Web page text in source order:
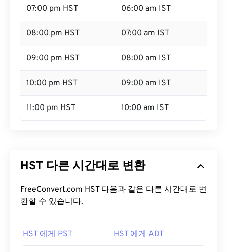
07:00 pm HST 06:00 am IST
08:00 pm HST 07:00 am IST
09:00 pm HST 08:00 am IST
10:00 pm HST 09:00 am IST
11:00 pm HST 10:00 am IST
HST 다른 시간대로 변환
FreeConvert.com HST 다음과 같은 다른 시간대로 변
환할 수 있습니다.
HST 에게 PST HST 에게 ADT